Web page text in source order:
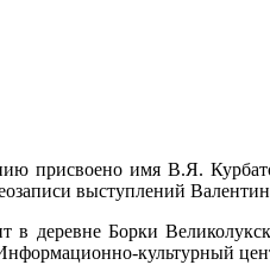
присвоено имя В.Я.
выступлений
в деревне Борки
культурный